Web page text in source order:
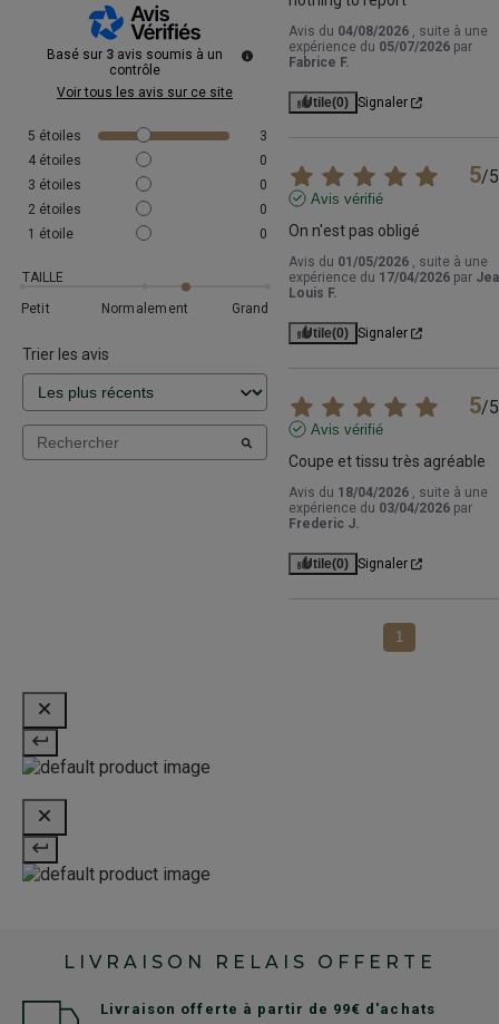
Basé sur 3 avis soumis à un
contrôle
Voir tous les avis sur ce site
5 étoiles
3
4 étoiles
0
3 étoiles
0
2 étoiles
0
1 étoile 0
TAILLE
Petit
Normalement Grand
Trier les avis
Avis du 04/08/2026 , suite à une
expérience du 05/07/2026 par
Fabrice F.
Utile(0) Signaler
5/5
Avis vérifié
On n'est pas obligé
Avis du 01/05/2026 , suite à une
expérience du 17/04/2026 par
Louis F.
Utile(0) Signaler
5/5
Avis vérifié
Coupe et tissu très agréable
Avis du 18/04/2026 , suite à une
expérience du 03/04/2026 par
Frederic J.
Utile(0) Signaler
1
LIVRAISON RELAIS OFFERTE
Livraison offerte à partir de 99€ d'achats